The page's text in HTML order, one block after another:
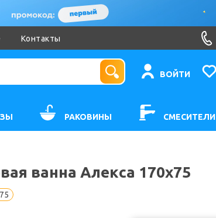
Контакты
ВОЙТИ
РАКОВИНЫ СМЕСИТЕЛИ
ванна Алекса 170x75